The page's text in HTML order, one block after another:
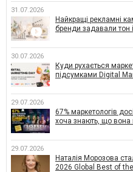
31.07.2026
Найкращі рекламні
бренди задавали тон
30.07.2026
Куди рухається
підсумками Digital
29.07.2026
67% маркетологів
хоча знають, що
29.07.2026
Наталія Морозова
2026 Global Best of